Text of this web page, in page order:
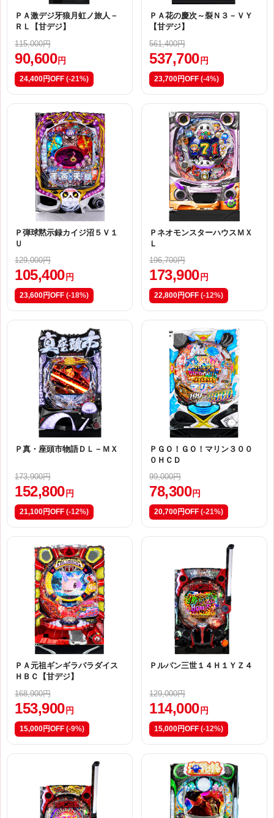
ＰＡ激デジ牙狼月虹ノ旅人－
ＲＬ【甘デジ】
115,000円
90,600 円
24,400円OFF (-21%)
ＰＡ花の慶次～裂Ｎ３－ＶＹ
【甘デジ】
561,400円
537,700 円
23,700円OFF (-4%)
Ｐ弾球黙示録カイジ沼５Ｖ１
Ｕ
129,000円
105,400 円
23,600円OFF (-18%)
ＰネオモンスターハウスＭＸ
Ｌ
196,700円
173,900 円
22,800円OFF (-12%)
Ｐ真・座頭市物語ＤＬ－ＭＸ
173,900円
152,800 円
21,100円OFF (-12%)
ＰＧＯ！ＧＯ！マリン３００
０ＨＣＤ
99,000円
78,300 円
20,700円OFF (-21%)
ＰＡ元祖ギンギラパラダイス
ＨＢＣ【甘デジ】
168,900円
153,900 円
15,000円OFF (-9%)
Ｐルパン三世１４Ｈ１ＹＺ４
129,000円
114,000 円
15,000円OFF (-12%)